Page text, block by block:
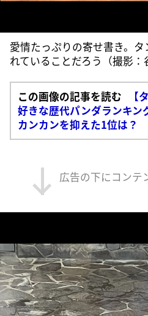
愛情たっぷりの寄せ書き。
れていることだろう（撮影：
この画像の記事を読む
【
好きな歴代パンダランキ
カンカンを抑えた1位は？
広告の下にコンテ